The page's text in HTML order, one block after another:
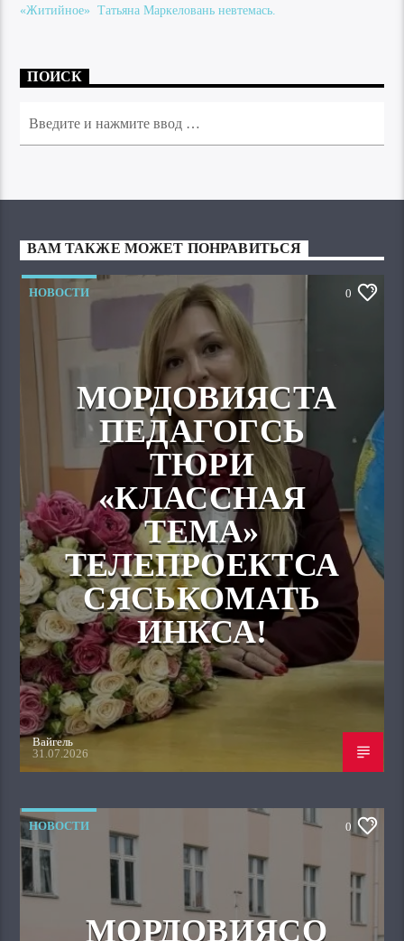
«Житийное» Татьяна Маркеловань невтемась.
ПОИСК
ВАМ ТАКЖЕ МОЖЕТ ПОНРАВИТЬСЯ
НОВОСТИ 0
МОРДОВИЯСТА
ПЕДАГОГСЬ
ТЮРИ
«КЛАССНАЯ
ТЕМА»
ТЕЛЕПРОЕКТСА
СЯСЬКОМАТЬ
ИНКСА!
Вайгель
31.07.2026
НОВОСТИ 0
МОРДОВИЯСО